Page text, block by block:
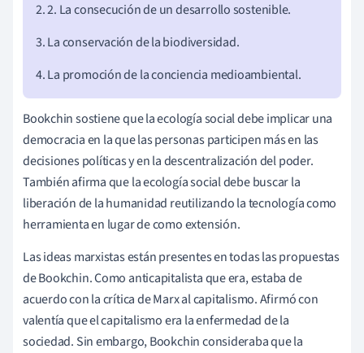
2. 2. La consecución de un desarrollo sostenible.
3. La conservación de la biodiversidad.
4. La promoción de la conciencia medioambiental.
Bookchin sostiene que la ecología social debe implicar una
democracia en la que las personas participen más en las
decisiones políticas y en la descentralización del poder.
También afirma que la ecología social debe buscar la
liberación de la humanidad reutilizando la tecnología como
herramienta en lugar de como extensión.
Las ideas marxistas están presentes en todas las propuestas
de Bookchin. Como anticapitalista que era, estaba de
acuerdo con la crítica de Marx al capitalismo. Afirmó con
valentía que el capitalismo era la enfermedad de la
sociedad. Sin embargo, Bookchin consideraba que la